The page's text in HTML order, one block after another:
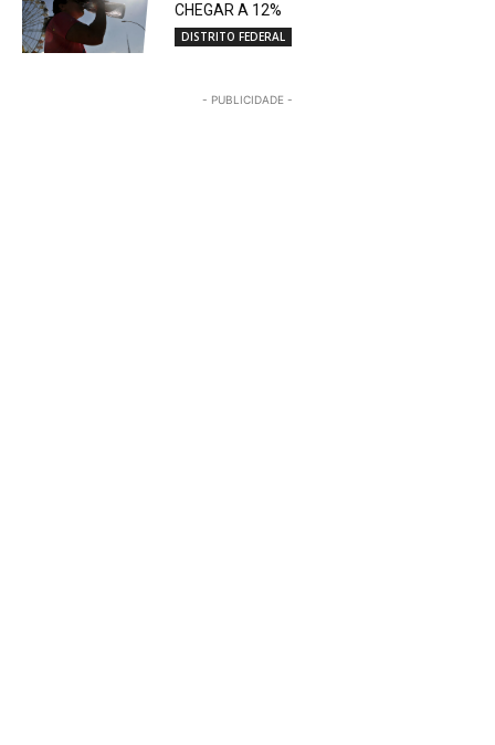
CHEGAR A 12%
DISTRITO FEDERAL
- PUBLICIDADE -